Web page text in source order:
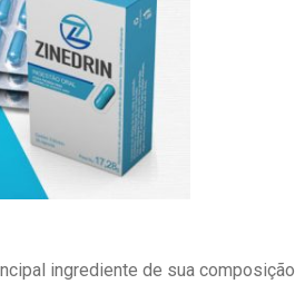
ingrediente de sua composição